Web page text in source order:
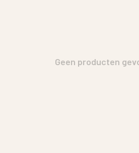
Geen producten